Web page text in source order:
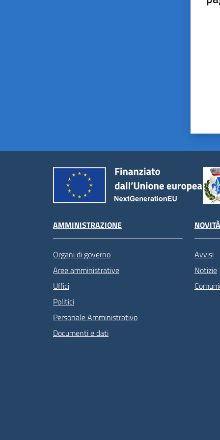
AMMINISTRAZIONE
Organi di governo
Aree amministrative
Uffici
Politici
Personale Amministrativo
Documenti e dati
NOVITÀ
Avvisi
Notizie